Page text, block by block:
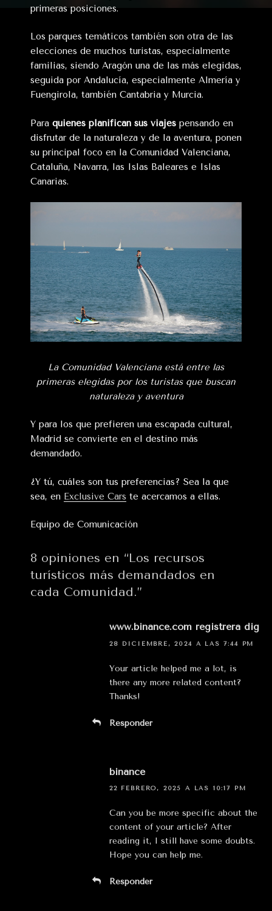
primeras posiciones.
Los parques temáticos también son otra de las
elecciones de muchos turistas, especialmente
familias, siendo Aragón una de las más elegidas,
seguida por Andalucía, especialmente Almería y
Fuengirola, también Cantabria y Murcia.
Para quienes planifican sus viajes pensando en
disfrutar de la naturaleza y de la aventura, ponen
su principal foco en la Comunidad Valenciana,
Cataluña, Navarra, las Islas Baleares e Islas
Canarias.
La Comunidad Valenciana está entre las
primeras elegidas por los turistas que buscan
naturaleza y aventura
Y para los que prefieren una escapada cultural,
Madrid se convierte en el destino más
demandado.
¿Y tú, cuáles son tus preferencias? Sea la que
sea, en Exclusive Cars te acercamos a ellas.
Equipo de Comunicación
8 opiniones en “Los recursos
turísticos más demandados en
cada Comunidad.”
www.binance.com registrera dig
28 DICIEMBRE, 2024 A LAS 7:44 PM
Your article helped me a lot, is
there any more related content?
Thanks!
Responder
binance
22 FEBRERO, 2025 A LAS 10:17 PM
Can you be more specific about the
content of your article? After
reading it, I still have some doubts.
Hope you can help me.
Responder